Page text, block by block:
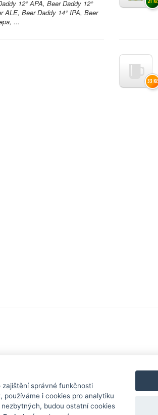
12° APA, Beer Daddy 12°
ALE, Beer Daddy 14° IPA, Beer
...
33 Kč
s žádným konkrétním pivovarem ani restaurací.
správné funkčnosti
používáme i cookies pro analytiku
budou ostatní cookies